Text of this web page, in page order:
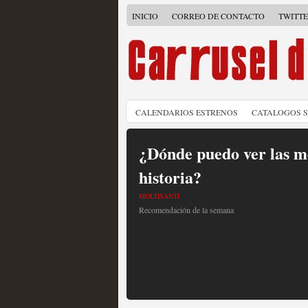
INICIO CORREO DE CONTACTO
CALENDARIOS ESTRENOS CATALOGOS
¿Dónde puedo ver las
historia?
MOLTISANTI
Recomendación de la semana